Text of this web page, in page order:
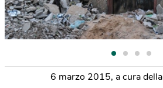
6 marzo 2015, a cura